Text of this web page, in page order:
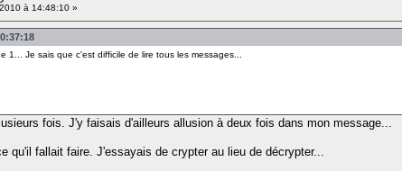
2010 à 14:48:10 »
1... Je sais que c'est difficile de lire tous les messages...
fois. J'y faisais d'ailleurs allusion à deux fois dans mon message...
qu'il fallait faire. J'essayais de crypter au lieu de décrypter...